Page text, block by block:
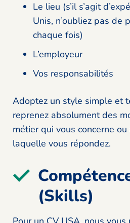
Le lieu (s’il s’agit
Unis, n’oubliez pas de
chaque fois)
L’employeur
Vos responsabilités
Adoptez un style simple et
reprenez absolument des
métier qui vous concerne ou
laquelle vous répondez.
(Skills)